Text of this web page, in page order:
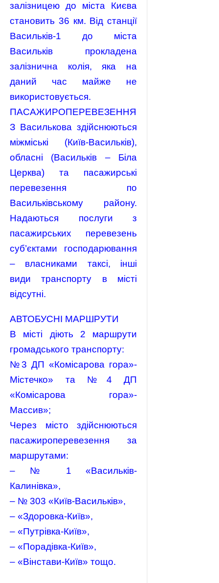
залізницею до міста Києва
становить 36 км. Від станції
Васильків-1 до міста
Васильків прокладена
залізнична колія, яка на
даний час майже не
використовується.
ПАСАЖИРОПЕРЕВЕЗЕННЯ
З Василькова здійснюються
міжміські (Київ-Васильків),
обласні (Васильків – Біла
Церква) та пасажирські
перевезення по
Васильківському району.
Надаються послуги з
пасажирських перевезень
суб’єктами господарювання
– власниками таксі, інші
види транспорту в місті
відсутні.
АВТОБУСНІ МАРШРУТИ
В місті діють 2 маршрути
громадського транспорту:
№3 ДП «Комісарова гора»-
Містечко» та №4 ДП
«Комісарова гора»-
Массив»;
Через місто здійснюються
пасажироперевезення за
маршрутами:
– № 1 «Васильків-
Калинівка»,
– № 303 «Київ-Васильків»,
– «Здоровка-Київ»,
– «Путрівка-Київ»,
– «Порадівка-Київ»,
– «Вінстави-Київ» тощо.